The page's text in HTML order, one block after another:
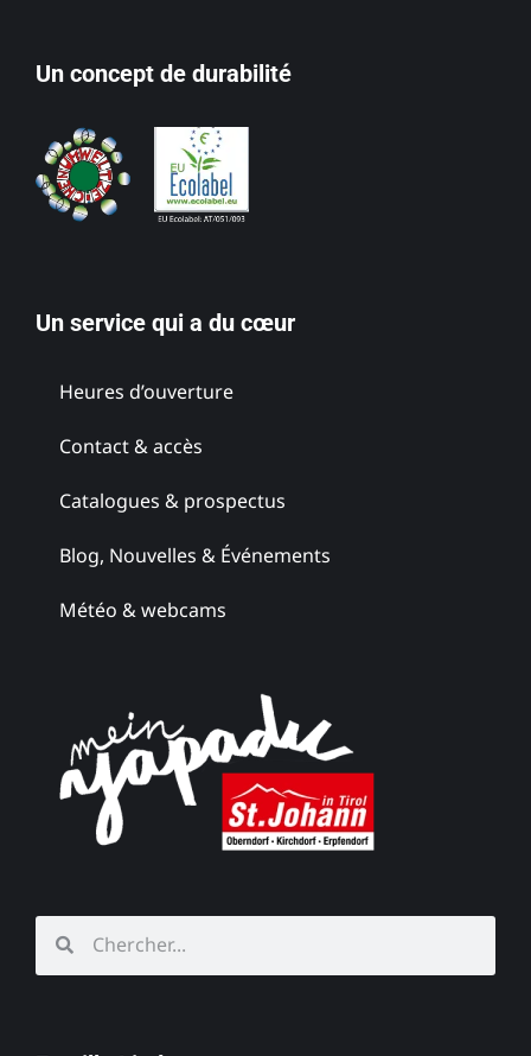
Un concept de durabilité
Un service qui a du cœur
Heures d’ouverture
Contact & accès
Catalogues & prospectus
Blog, Nouvelles & Événements
Météo & webcams